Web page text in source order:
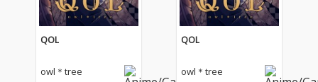
QOL
owl＊tree
QOL
owl＊tree